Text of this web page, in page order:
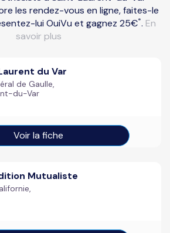
les rendez-vous en ligne, faites-le
lui OuiVu et gagnez 25€*. En
savoir plus
du Var
de Gaulle,
du-Var
Voir la fiche
Mutualiste